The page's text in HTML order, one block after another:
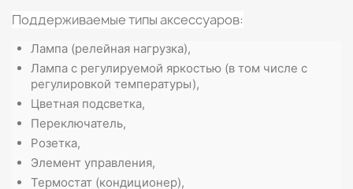
Поддерживаемые типы аксессуаров:
Лампа (релейная нагрузка),
Лампа с регулируемой яркостью (в том числе с
регулировкой температуры),
Цветная подсветка,
Переключатель,
Розетка,
Элемент управления,
Термостат (кондиционер),